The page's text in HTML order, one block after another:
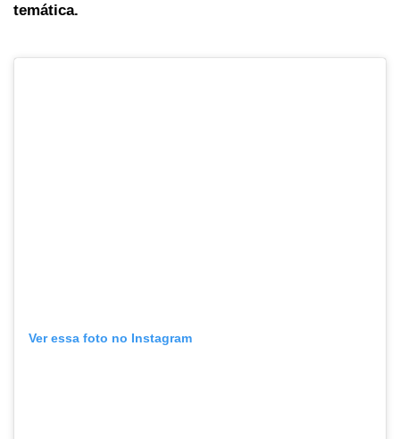
temática.
Ver essa foto no Instagram